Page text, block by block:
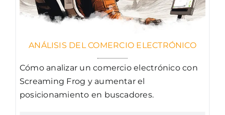
ANÁLISIS DEL COMERCIO ELECTRÓNICO
Cómo analizar un comercio electrónico con
Screaming Frog y aumentar el
posicionamiento en buscadores.